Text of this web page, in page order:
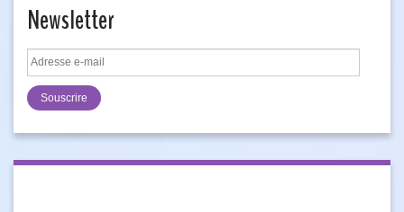
Newsletter
Adresse
e-
mail